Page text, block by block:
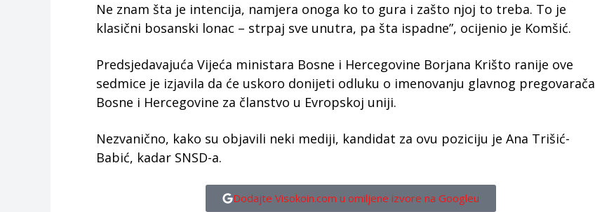
Ne znam šta je intencija, namjera onoga ko to gura i zašto njoj to treba. To je
klasični bosanski lonac – strpaj sve unutra, pa šta ispadne”, ocijenio je Komšić.
Predsjedavajuća Vijeća ministara Bosne i Hercegovine Borjana Krišto ranije ove
sedmice je izjavila da će uskoro donijeti odluku o imenovanju glavnog pregovarača
Bosne i Hercegovine za članstvo u Evropskoj uniji.
Nezvanično, kako su objavili neki mediji, kandidat za ovu poziciju je Ana Trišić-
Babić, kadar SNSD-a.
Dodajte Visokoin.com u omiljene izvore na Googleu